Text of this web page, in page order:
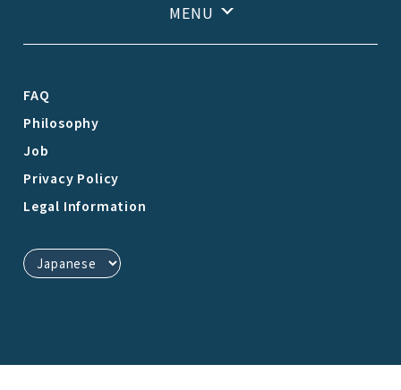
FAQ
Philosophy
Job
Privacy Policy
Legal Information